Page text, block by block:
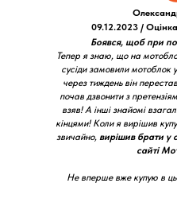
Боявся, щоб при
Тепер я знаю, що на
сусіди замовили
через тиждень він
почав дзвонити з
взяв! А інші знайомі
кінцями! Коли я вирішив
звичайно, вирішив брати у
сайті
Не вперше вже купую в
09.12.2023 /